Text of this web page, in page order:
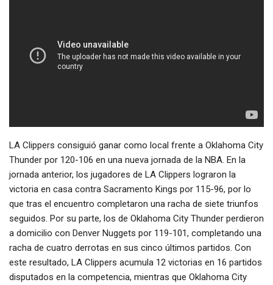
LA Clippers consiguió ganar como local frente a Oklahoma City
Thunder por 120-106 en una nueva jornada de la NBA. En la
jornada anterior, los jugadores de LA Clippers lograron la
victoria en casa contra Sacramento Kings por 115-96, por lo
que tras el encuentro completaron una racha de siete triunfos
seguidos. Por su parte, los de Oklahoma City Thunder perdieron
a domicilio con Denver Nuggets por 119-101, completando una
racha de cuatro derrotas en sus cinco últimos partidos. Con
este resultado, LA Clippers acumula 12 victorias en 16 partidos
disputados en la competencia, mientras que Oklahoma City